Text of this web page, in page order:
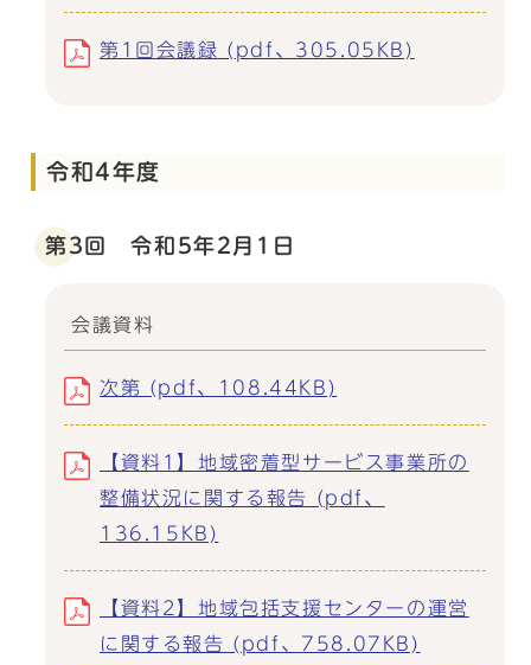
第1回会議録 (pdf、305.05KB)
令和4年度
第3回 令和5年2月1日
会議資料
次第 (pdf、108.44KB)
【資料1】地域密着型サービス事業所の
整備状況に関する報告 (pdf、
136.15KB)
【資料2】地域包括支援センターの運営
に関する報告 (pdf、758.07KB)